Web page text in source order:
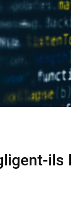
ils